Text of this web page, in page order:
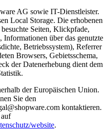
AG sowie IT-Dienstleister.
Local Storage. Die erhobenen
Seiten, Klickpfade,
über das genutzte
Betriebssystem), Referrer
Browsers, Gebietsschema,
der Datenerhebung dient dem
der Europäischen Union.
Sie den
kontaktieren.
website.